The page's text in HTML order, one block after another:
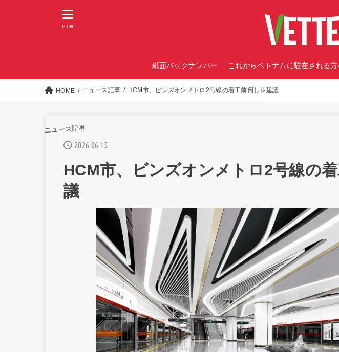
紙面バックナンバー これからベトナムに駐在される
MENU
HOME ニュース記事 HCM市、ビンズオンメトロ2号線の着工前倒しを建議
ニュース記事
2026.06.15
HCM市、ビンズオンメトロ2号線の
議